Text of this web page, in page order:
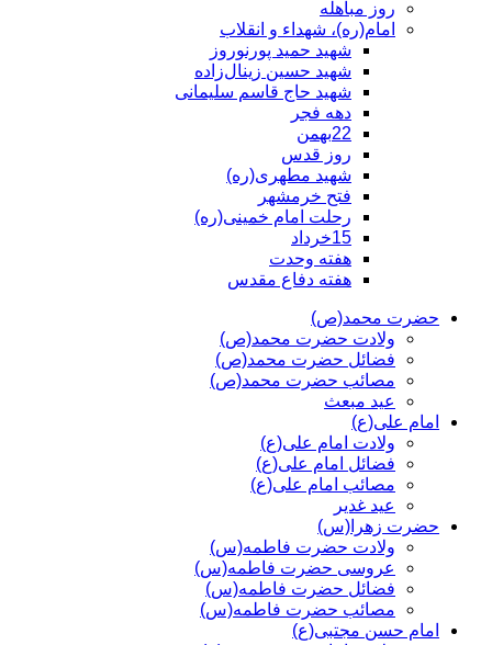
روز مباهله
امام(ره)، شهداء و انقلاب
شهید حمید پورنوروز
شهید حسین زینال‌زاده
شهید حاج قاسم سلیمانی
دهه فجر
22بهمن
روز قدس
شهید مطهری(ره)
فتح خرمشهر
رحلت امام خمینی(ره)
15خرداد
هفته وحدت
هفته دفاع مقدس
حضرت محمد(ص)
ولادت حضرت محمد(ص)
فضائل حضرت محمد(ص)
مصائب حضرت محمد(ص)
عید مبعث
امام علی(ع)
ولادت امام علی(ع)
فضائل امام علی(ع)
مصائب امام علی(ع)
عید غدیر
حضرت زهرا(س)
ولادت حضرت فاطمه(س)
عروسی حضرت فاطمه(س)
فضائل حضرت فاطمه(س)
مصائب حضرت فاطمه(س)
امام حسن مجتبی(ع)